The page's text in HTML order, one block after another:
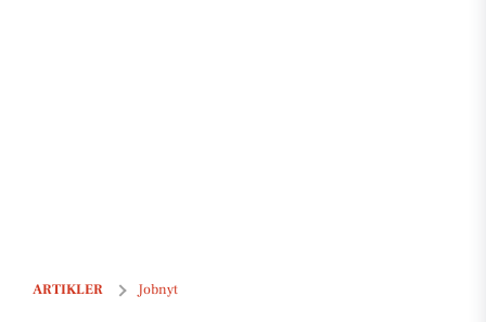
ARTIKLER Jobnyt
Bliv en del af specialtilbuddet for autisme på Låsby Skole som